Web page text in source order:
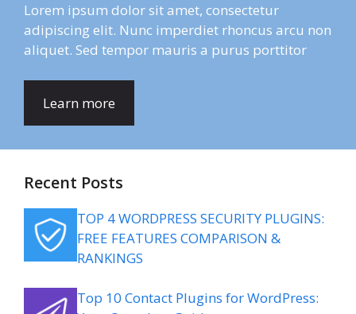
Lorem ipsum dolor sit amet, consectetur
adipiscing elit. Nunc imperdiet rhoncus arcu non
aliquet. Sed tempor mauris a purus porttitor
Learn more
Recent Posts
TOP 4 WORDPRESS SECURITY PLUGINS:
FREE FEATURES COMPARISON &
RANKINGS
Top 10 Contact Plugins for WordPress: